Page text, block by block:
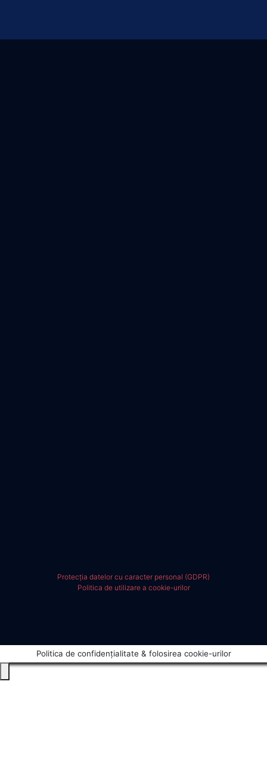
Protecția datelor cu caracter personal (GDPR)
Politica de utilizare a cookie-urilor
Politica de confidențialitate & folosirea cookie-urilor